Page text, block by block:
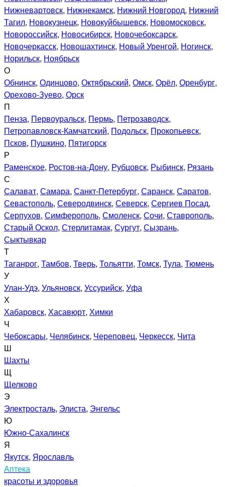
Нижневартовск, Нижнекамск, Нижний Новгород, Нижний
Тагил, Новокузнецк, Новокуйбышевск, Новомосковск,
Новороссийск, Новосибирск, Новочебоксарск,
Новочеркасск, Новошахтинск, Новый Уренгой, Ногинск,
Норильск, Ноябрьск
О
Обнинск, Одинцово, Октябрьский, Омск, Орёл, Оренбург,
Орехово-Зуево, Орск
П
Пенза, Первоуральск, Пермь, Петрозаводск,
Петропавловск-Камчатский, Подольск, Прокопьевск,
Псков, Пушкино, Пятигорск
Р
Раменское, Ростов-на-Дону, Рубцовск, Рыбинск, Рязань
С
Салават, Самара, Санкт-Петербург, Саранск, Саратов,
Севастополь, Северодвинск, Северск, Сергиев Посад,
Серпухов, Симферополь, Смоленск, Сочи, Ставрополь,
Старый Оскол, Стерлитамак, Сургут, Сызрань,
Сыктывкар
Т
Таганрог, Тамбов, Тверь, Тольятти, Томск, Тула, Тюмень
У
Улан-Удэ, Ульяновск, Уссурийск, Уфа
Х
Хабаровск, Хасавюрт, Химки
Ч
Чебоксары, Челябинск, Череповец, Черкесск, Чита
Ш
Шахты
Щ
Щелково
Э
Электросталь, Элиста, Энгельс
Ю
Южно-Сахалинск
Я
Якутск, Ярославль
Аптека
красоты и здоровья